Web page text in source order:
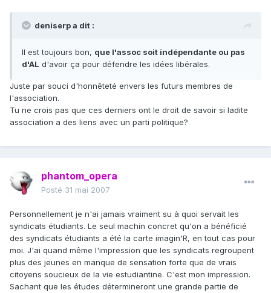
deniserp a dit :
Il est toujours bon, que l'assoc soit indépendante ou pas
d'AL d'avoir ça pour défendre les idées libérales.
Juste par souci d'honnêteté envers les futurs membres de
l'association.
Tu ne crois pas que ces derniers ont le droit de savoir si ladite
association a des liens avec un parti politique?
phantom_opera
Posté 31 mai 2007
Personnellement je n'ai jamais vraiment su à quoi servait les
syndicats étudiants. Le seul machin concret qu'on a bénéficié
des syndicats étudiants a été la carte imagin'R, en tout cas pour
moi. J'ai quand même l'impression que les syndicats regroupent
plus des jeunes en manque de sensation forte que de vrais
citoyens soucieux de la vie estudiantine. C'est mon impression.
Sachant que les études détermineront une grande partie de